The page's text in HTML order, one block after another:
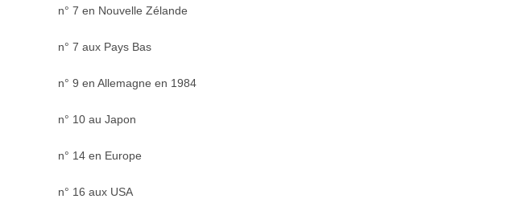
n° 7 en Nouvelle Zélande
n° 7 aux Pays Bas
n° 9 en Allemagne en 1984
n° 10 au Japon
n° 14 en Europe
n° 16 aux USA